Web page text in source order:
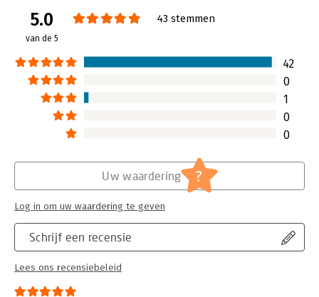
Uitgever:
Voor Tekst
Verschijningsdatum:
Hoofdrubriek:
5.0
van de 5
43 stemmen
42
0
1
0
0
Schrijf een recensie
Lees ons recensiebeleid
Uw waardering ?
Log in om uw waardering te geven